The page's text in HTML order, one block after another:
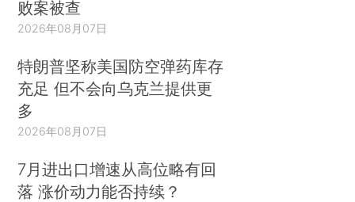
败案被查
2026年08月07日
特朗普坚称美国防空弹药库存
充足 但不会向乌克兰提供更
多
2026年08月07日
7月进出口增速从高位略有回
落 涨价动力能否持续？